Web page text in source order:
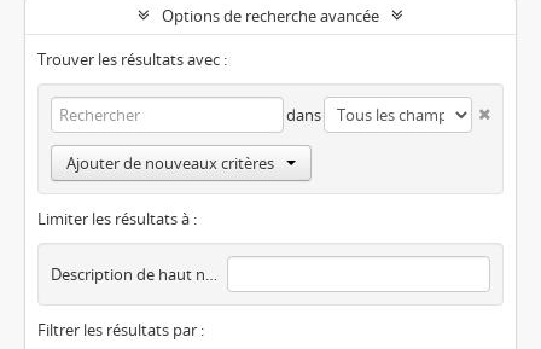
Options de recherche avancée
Trouver les résultats avec :
dans
Ajouter de nouveaux critères
Limiter les résultats à :
Description de haut niveau
Filtrer les résultats par :